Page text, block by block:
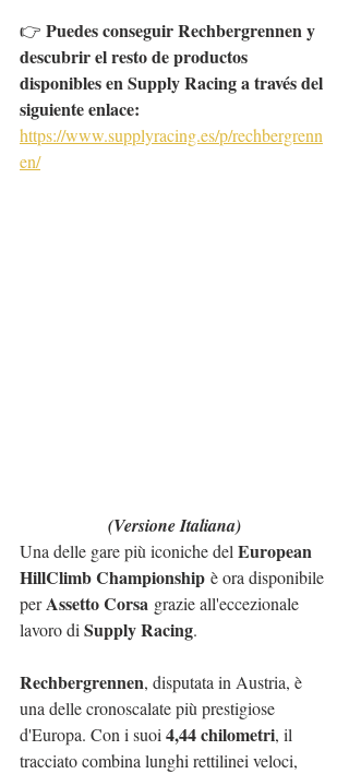
👉 Puedes conseguir Rechbergrennen y
descubrir el resto de productos
disponibles en Supply Racing a través del
siguiente enlace:
https://www.supplyracing.es/p/rechbergrenn
en/
(Versione Italiana)
Una delle gare più iconiche del European
HillClimb Championship è ora disponibile
per Assetto Corsa grazie all'eccezionale
lavoro di Supply Racing.
Rechbergrennen, disputata in Austria, è
una delle cronoscalate più prestigiose
d'Europa. Con i suoi 4,44 chilometri, il
tracciato combina lunghi rettilinei veloci,